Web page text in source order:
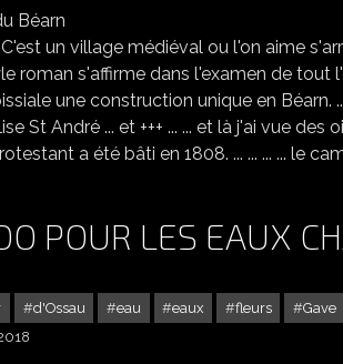
un village médiéval ou l'on aime
roman s'affirme dans l'examen de
une construction unique en Béarn.
St André ... et +++ ... ... et là j'ai vue
a été bâti en 1808. ... ... ... ... le
POUR LES EAUX
d'Ossau eau eaux fleurs
Gave